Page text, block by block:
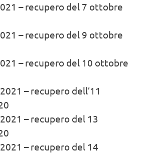
– recupero del 7 ottobre
– recupero del 9 ottobre
– recupero del 10 ottobre
– recupero dell’11
– recupero del 13
– recupero del 14